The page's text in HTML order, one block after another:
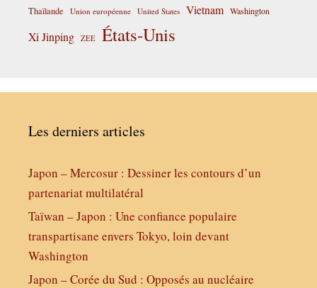
Thaïlande Union européenne United States Vietnam Washington
Xi Jinping ZEE États-Unis
Les derniers articles
Japon – Mercosur : Dessiner les contours d’un
partenariat multilatéral
Taïwan – Japon : Une confiance populaire
transpartisane envers Tokyo, loin devant
Washington
Japon – Corée du Sud : Opposés au nucléaire